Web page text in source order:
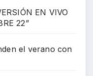
EN VIVO
22”
el verano con